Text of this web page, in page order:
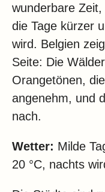
wunderbare
die Tage kürzer
wird. Belgien
Seite: Die
Orangetönen,
angenehm, und
nach.
Wetter: Milde
20 °C, nachts